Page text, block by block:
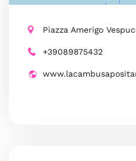
Piazza Amerigo
+39089875432